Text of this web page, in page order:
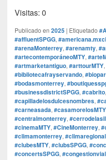
Visitas: 0
Publicado en 2025 | Etiquetado
#affluentSPGG,
#arenaMonterrey, #arenamty,
#artecontemporáneoMTY,
#artmarketantiguo, #arttourMTY,
#bibliotecafrayservando,
#bodasmonterrey,
#businessdistrictSPGG, #cabrito,
#capilladelosdulcesnombres,
#carneasada, #casamorelosMTY
#centralmonterrey,
#cinemaMTY, #CineMonterrey,
#climamonterrey,
#clubesMTY, #clubsSPGG,
#concertsSPGG,